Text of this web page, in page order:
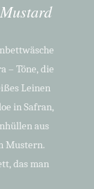
– Töne, die
Leinen
in Safran,
aus
Mustern.
das man